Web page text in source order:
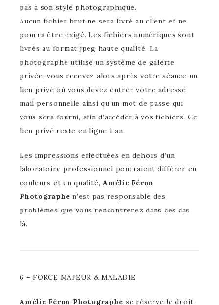
pas à son style photographique.
Aucun fichier brut ne sera livré au client et ne
pourra être exigé. Les fichiers numériques sont
livrés au format jpeg haute qualité. La
photographe utilise un système de galerie
privée; vous recevez alors après votre séance un
lien privé où vous devez entrer votre adresse
mail personnelle ainsi qu’un mot de passe qui
vous sera fourni, afin d’accéder à vos fichiers. Ce
lien privé reste en ligne 1 an.
Les impressions effectuées en dehors d’un
laboratoire professionnel pourraient différer en
couleurs et en qualité, Amélie Féron
Photographe n’est pas responsable des
problèmes que vous rencontrerez dans ces cas
là.
6 – FORCE MAJEUR & MALADIE
Amélie Féron Photographe se réserve le droit